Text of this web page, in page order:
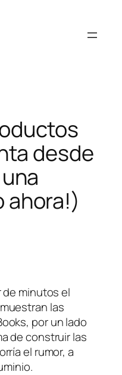
desde
ahora!)
de minutos el
las
por un lado
de construir las
el rumor, a